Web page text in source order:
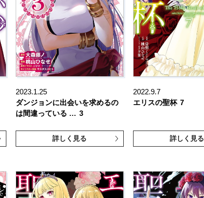
2023.1.25
ダンジョンに出会いを求めるの
は間違っている … 3
詳しく見る
2022.9.7
エリスの聖杯 7
詳しく見る